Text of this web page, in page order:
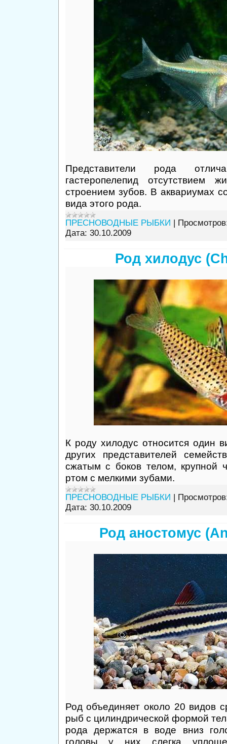
Представители рода
гастеропелепид отсутствием
строением зубов. В аквариумах
вида этого рода.
ПРЕСНОВОДНЫЕ РЫБКИ |
Дата: 30.10.2009
Род хилодус
К роду хилодус относится один
других представителей
сжатым с боков телом, крупной
ртом с мелкими зубами.
ПРЕСНОВОДНЫЕ РЫБКИ |
Дата: 30.10.2009
Род аностомус
Род объединяет около 20 видов
рыб с цилиндрической формой
рода держатся в воде вниз
головы у них слегка